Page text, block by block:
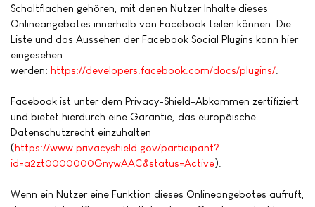
Schaltflächen gehören, mit denen Nutzer Inhalte dieses
Onlineangebotes innerhalb von Facebook teilen können. Die
Liste und das Aussehen der Facebook Social Plugins kann hier
eingesehen
werden: https://developers.facebook.com/docs/plugins/
Facebook ist unter dem Privacy-Shield-Abkommen zertifiziert
und bietet hierdurch eine Garantie, das europäische
Datenschutzrecht einzuhalten
(https://www.privacyshield.gov/participant?
id=a2zt0000000GnywAAC&status=Active).
Wenn ein Nutzer eine Funktion dieses Onlineangebotes aufruft,